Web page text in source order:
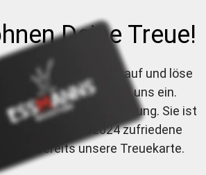
Deine Treue!
bei jedem Einkauf und löse
Euro als Guthaben bei uns ein.
benötigt keine Anmeldung. Sie ist
Über
352024 zufriedene
bereits unsere Treuekarte.